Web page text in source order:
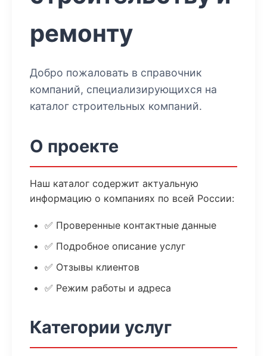
ремонту
Добро пожаловать в справочник
компаний, специализирующихся на
каталог строительных компаний.
О проекте
Наш каталог содержит актуальную
информацию о компаниях по всей России:
✅ Проверенные контактные данные
✅ Подробное описание услуг
✅ Отзывы клиентов
✅ Режим работы и адреса
Категории услуг